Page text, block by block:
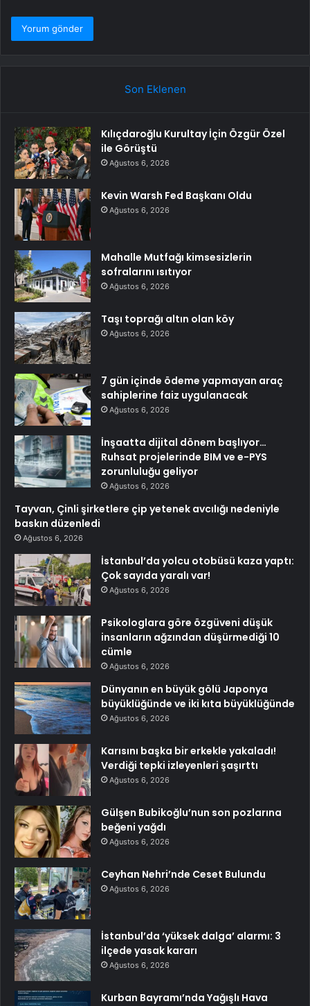
Son Eklenen
Kılıçdaroğlu Kurultay İçin Özgür Özel
ile Görüştü
Ağustos 6, 2026
Kevin Warsh Fed Başkanı Oldu
Ağustos 6, 2026
Mahalle Mutfağı kimsesizlerin
sofralarını ısıtıyor
Ağustos 6, 2026
Taşı toprağı altın olan köy
Ağustos 6, 2026
7 gün içinde ödeme yapmayan araç
sahiplerine faiz uygulanacak
Ağustos 6, 2026
İnşaatta dijital dönem başlıyor…
Ruhsat projelerinde BIM ve e-PYS
zorunluluğu geliyor
Ağustos 6, 2026
Tayvan, Çinli şirketlere çip yetenek avcılığı nedeniyle
baskın düzenledi
Ağustos 6, 2026
İstanbul’da yolcu otobüsü kaza yaptı:
Çok sayıda yaralı var!
Ağustos 6, 2026
Psikologlara göre özgüveni düşük
insanların ağzından düşürmediği 10
cümle
Ağustos 6, 2026
Dünyanın en büyük gölü Japonya
büyüklüğünde ve iki kıta büyüklüğünde
Ağustos 6, 2026
Karısını başka bir erkekle yakaladı!
Verdiği tepki izleyenleri şaşırttı
Ağustos 6, 2026
Gülşen Bubikoğlu’nun son pozlarına
beğeni yağdı
Ağustos 6, 2026
Ceyhan Nehri’nde Ceset Bulundu
Ağustos 6, 2026
İstanbul’da ‘yüksek dalga’ alarmı: 3
ilçede yasak kararı
Ağustos 6, 2026
Kurban Bayramı’nda Yağışlı Hava